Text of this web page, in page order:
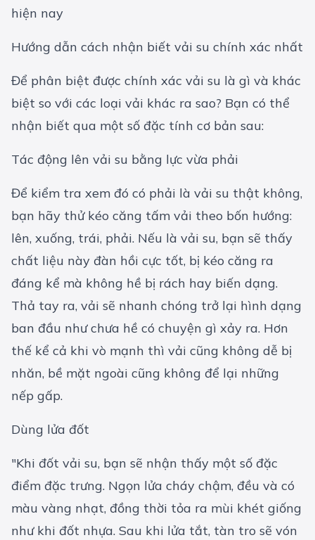
hiện nay
Hướng dẫn cách nhận biết vải su chính xác nhất
Để phân biệt được chính xác vải su là gì và khác
biệt so với các loại vải khác ra sao? Bạn có thể
nhận biết qua một số đặc tính cơ bản sau:
Tác động lên vải su bằng lực vừa phải
Để kiểm tra xem đó có phải là vải su thật không,
bạn hãy thử kéo căng tấm vải theo bốn hướng:
lên, xuống, trái, phải. Nếu là vải su, bạn sẽ thấy
chất liệu này đàn hồi cực tốt, bị kéo căng ra
đáng kể mà không hề bị rách hay biến dạng.
Thả tay ra, vải sẽ nhanh chóng trở lại hình dạng
ban đầu như chưa hề có chuyện gì xảy ra. Hơn
thế kể cả khi vò mạnh thì vải cũng không dễ bị
nhăn, bề mặt ngoài cũng không để lại những
nếp gấp.
Dùng lửa đốt
"Khi đốt vải su, bạn sẽ nhận thấy một số đặc
điểm đặc trưng. Ngọn lửa cháy chậm, đều và có
màu vàng nhạt, đồng thời tỏa ra mùi khét giống
như khi đốt nhựa. Sau khi lửa tắt, tàn tro sẽ vón